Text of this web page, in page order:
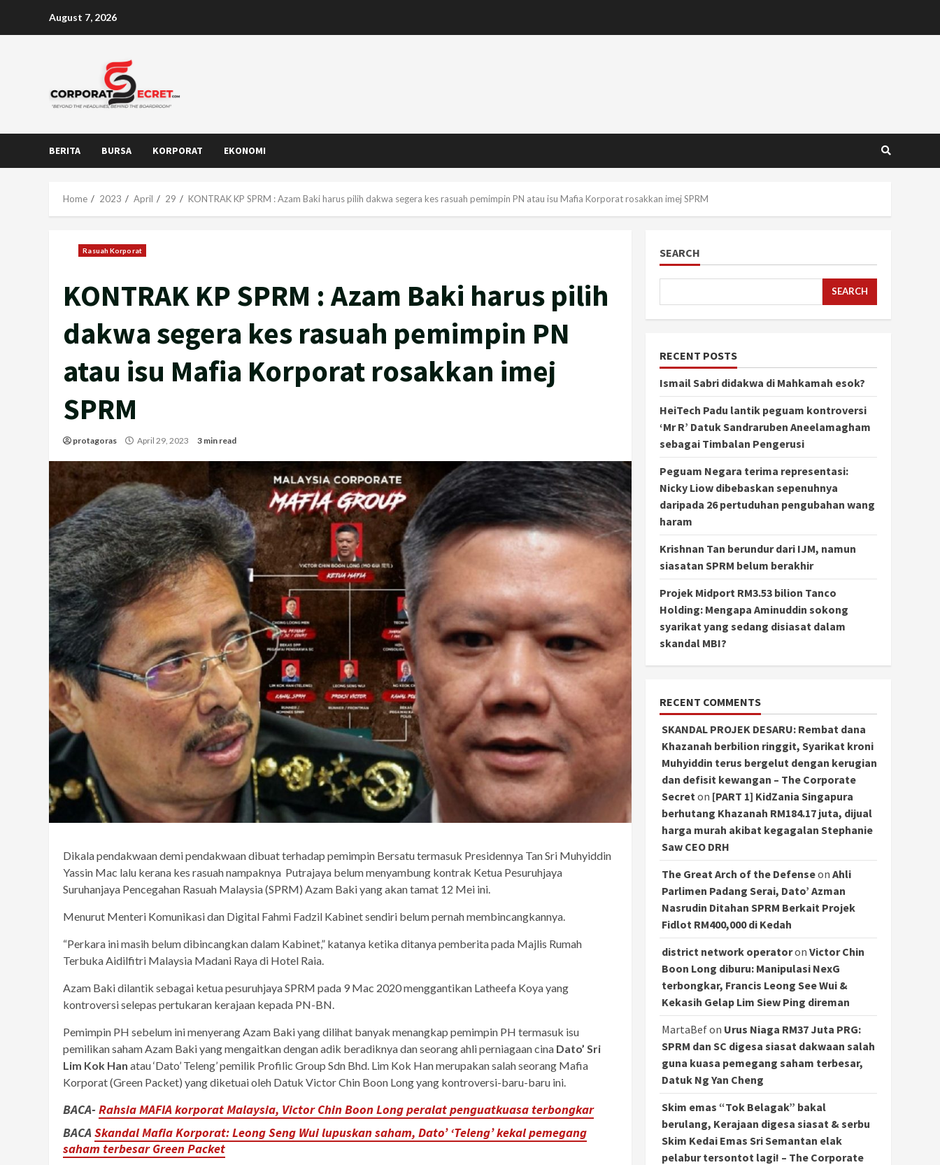
August 7, 2026
BERITA BURSA KORPORAT EKONOMI
Home 2023 April 29 KONTRAK KP SPRM : Azam Baki harus pilih dakwa segera kes rasuah pemimpin PN atau isu Mafia Korporat rosakkan imej SPRM
Rasuah Korporat
KONTRAK KP SPRM : Azam Baki harus pilih
dakwa segera kes rasuah pemimpin PN
atau isu Mafia Korporat rosakkan imej
SPRM
protagoras April 29, 2023 3 min read
Dikala pendakwaan demi pendakwaan dibuat terhadap pemimpin Bersatu termasuk Presidennya Tan Sri Muhyiddin
Yassin Mac lalu kerana kes rasuah nampaknya Putrajaya belum menyambung kontrak Ketua Pesuruhjaya
Suruhanjaya Pencegahan Rasuah Malaysia (SPRM) Azam Baki yang akan tamat 12 Mei ini.
Menurut Menteri Komunikasi dan Digital Fahmi Fadzil Kabinet sendiri belum pernah membincangkannya.
“Perkara ini masih belum dibincangkan dalam Kabinet,” katanya ketika ditanya pemberita pada Majlis Rumah
Terbuka Aidilfitri Malaysia Madani Raya di Hotel Raia.
Azam Baki dilantik sebagai ketua pesuruhjaya SPRM pada 9 Mac 2020 menggantikan Latheefa Koya yang
kontroversi selepas pertukaran kerajaan kepada PN-BN.
Pemimpin PH sebelum ini menyerang Azam Baki yang dilihat banyak menangkap pemimpin PH termasuk isu
pemilikan saham Azam Baki yang mengaitkan dengan adik beradiknya dan seorang ahli perniagaan cina Dato’ Sri
Lim Kok Han atau ‘Dato’ Teleng’ pemilik Profilic Group Sdn Bhd. Lim Kok Han merupakan salah seorang Mafia
Korporat (Green Packet) yang diketuai oleh Datuk Victor Chin Boon Long yang kontroversi-baru-baru ini.
BACA- Rahsia MAFIA korporat Malaysia, Victor Chin Boon Long peralat penguatkuasa terbongkar
BACASkandal Mafia Korporat: Leong Seng Wui lupuskan saham, Dato’ ‘Teleng’ kekal pemegang
saham terbesar Green Packet
SEARCH
SEARCH
RECENT POSTS
Ismail Sabri didakwa di Mahkamah esok?
HeiTech Padu lantik peguam kontroversi
‘Mr R’ Datuk Sandraruben Aneelamagham
sebagai Timbalan Pengerusi
Peguam Negara terima representasi:
Nicky Liow dibebaskan sepenuhnya
daripada 26 pertuduhan pengubahan wang
haram
Krishnan Tan berundur dari IJM, namun
siasatan SPRM belum berakhir
Projek Midport RM3.53 bilion Tanco
Holding: Mengapa Aminuddin sokong
syarikat yang sedang disiasat dalam
skandal MBI?
RECENT COMMENTS
SKANDAL PROJEK DESARU: Rembat dana
Khazanah berbilion ringgit, Syarikat kroni
Muhyiddin terus bergelut dengan kerugian
dan defisit kewangan – The Corporate
Secret on [PART 1] KidZania Singapura
berhutang Khazanah RM184.17 juta, dijual
harga murah akibat kegagalan Stephanie
Saw CEO DRH
The Great Arch of the Defenseon Ahli
Parlimen Padang Serai, Dato’ Azman
Nasrudin Ditahan SPRM Berkait Projek
Fidlot RM400,000 di Kedah
district network operatoron Victor Chin
Boon Long diburu: Manipulasi NexG
terbongkar, Francis Leong See Wui &
Kekasih Gelap Lim Siew Ping direman
MartaBefon Urus Niaga RM37 Juta PRG:
SPRM dan SC digesa siasat dakwaan salah
guna kuasa pemegang saham terbesar,
Datuk Ng Yan Cheng
Skim emas “Tok Belagak” bakal
berulang, Kerajaan digesa siasat & serbu
Skim Kedai Emas Sri Semantan elak
pelabur tersontot lagi! – The Corporate